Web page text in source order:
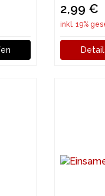
2,99 €
inkl. 19%